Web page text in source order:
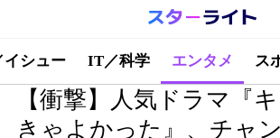
イシュー IT／科学 エンタメ ス
【衝撃】人気ドラマ『
きゃよかった』、チャ